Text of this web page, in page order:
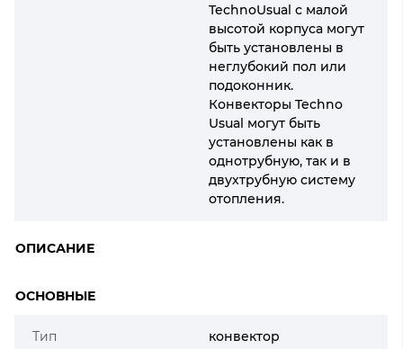
TechnoUsual с малой
высотой корпуса могут
быть установлены в
неглубокий пол или
подоконник.
Конвекторы Techno
Usual могут быть
установлены как в
однотрубную, так и в
двухтрубную систему
отопления.
ОПИСАНИЕ
ОСНОВНЫЕ
Тип конвектор